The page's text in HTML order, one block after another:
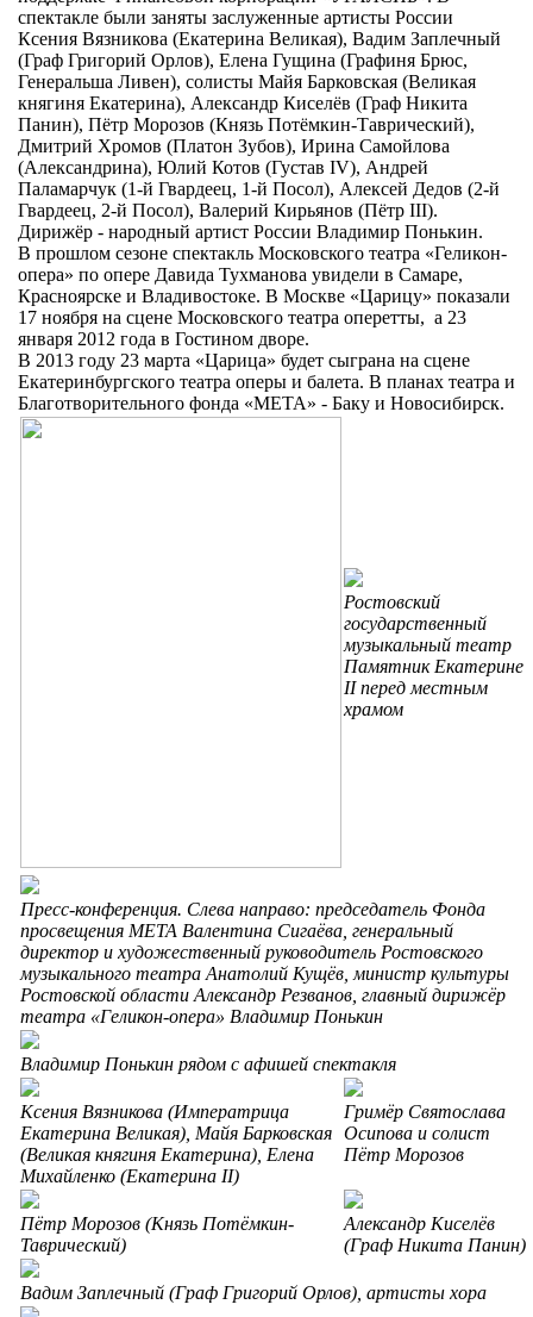
спектакле были заняты заслуженные артисты России
Ксения Вязникова (Екатерина Великая), Вадим Заплечный
(Граф Григорий Орлов), Елена Гущина (Графиня Брюс,
Генеральша Ливен), солисты Майя Барковская (Великая
княгиня Екатерина), Александр Киселёв (Граф Никита
Панин), Пётр Морозов (Князь Потёмкин-Таврический),
Дмитрий Хромов (Платон Зубов), Ирина Самойлова
(Александрина), Юлий Котов (Густав IV), Андрей
Паламарчук (1-й Гвардеец, 1-й Посол), Алексей Дедов (2-й
Гвардеец, 2-й Посол), Валерий Кирьянов (Пётр III).
Дирижёр - народный артист России Владимир Понькин.
В прошлом сезоне спектакль Московского театра «Геликон-
опера» по опере Давида Тухманова увидели в Самаре,
Красноярске и Владивостоке. В Москве «Царицу» показали
17 ноября на сцене Московского театра оперетты, а 23
января 2012 года в Гостином дворе.
В 2013 году 23 марта «Царица» будет сыграна на сцене
Екатеринбургского театра оперы и балета. В планах театра и
Благотворительного фонда «МЕТА» - Баку и Новосибирск.
Ростовский
государственный
музыкальный театр
Памятник Екатерине
II перед местным
храмом
Пресс-конференция. Слева направо: председатель Фонда
просвещения МЕТА Валентина Сигаёва, генеральный
директор и художественный руководитель Ростовского
музыкального театра Анатолий Кущёв, министр культуры
Ростовской области Александр Резванов, главный дирижёр
театра «Геликон-опера» Владимир Понькин
Владимир Понькин рядом с афишей спектакля
Ксения Вязникова (Императрица
Екатерина Великая), Майя Барковская
(Великая княгиня Екатерина), Елена
Михайленко (Екатерина II)
Гримёр Святослава
Осипова и солист
Пётр Морозов
Пётр Морозов (Князь Потёмкин-
Таврический)
Александр Киселёв
(Граф Никита Панин)
Вадим Заплечный (Граф Григорий Орлов) , артисты хора